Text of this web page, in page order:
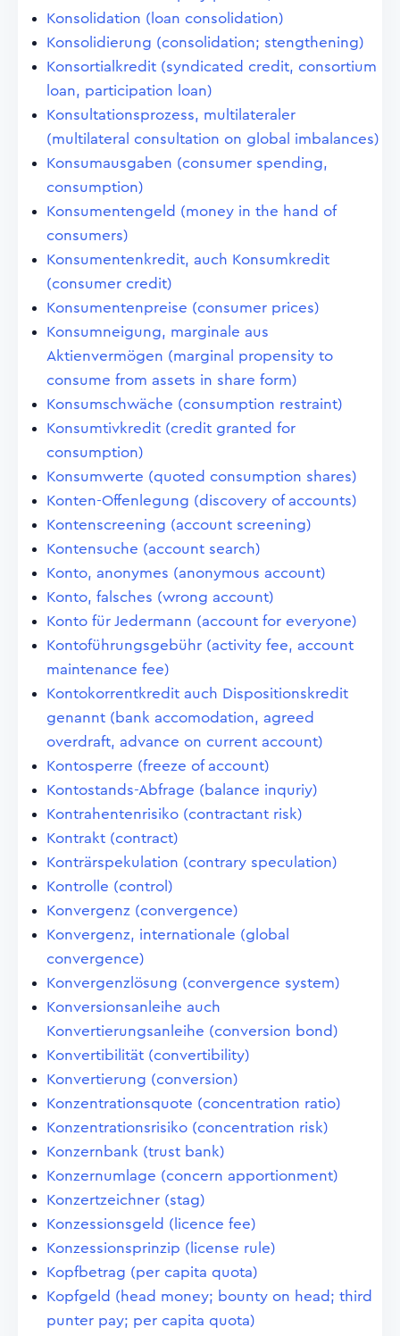
Konsolidation (loan consolidation)
Konsolidierung (consolidation; stengthening)
Konsortialkredit (syndicated credit, consortium
loan, participation loan)
Konsultationsprozess, multilateraler
(multilateral consultation on global imbalances)
Konsumausgaben (consumer spending,
consumption)
Konsumentengeld (money in the hand of
consumers)
Konsumentenkredit, auch Konsumkredit
(consumer credit)
Konsumentenpreise (consumer prices)
Konsumneigung, marginale aus
Aktienvermögen (marginal propensity to
consume from assets in share form)
Konsumschwäche (consumption restraint)
Konsumtivkredit (credit granted for
consumption)
Konsumwerte (quoted consumption shares)
Konten-Offenlegung (discovery of accounts)
Kontenscreening (account screening)
Kontensuche (account search)
Konto, anonymes (anonymous account)
Konto, falsches (wrong account)
Konto für Jedermann (account for everyone)
Kontoführungsgebühr (activity fee, account
maintenance fee)
Kontokorrentkredit auch Dispositionskredit
genannt (bank accomodation, agreed
overdraft, advance on current account)
Kontosperre (freeze of account)
Kontostands-Abfrage (balance inquriy)
Kontrahentenrisiko (contractant risk)
Kontrakt (contract)
Konträrspekulation (contrary speculation)
Kontrolle (control)
Konvergenz (convergence)
Konvergenz, internationale (global
convergence)
Konvergenzlösung (convergence system)
Konversionsanleihe auch
Konvertierungsanleihe (conversion bond)
Konvertibilität (convertibility)
Konvertierung (conversion)
Konzentrationsquote (concentration ratio)
Konzentrationsrisiko (concentration risk)
Konzernbank (trust bank)
Konzernumlage (concern apportionment)
Konzertzeichner (stag)
Konzessionsgeld (licence fee)
Konzessionsprinzip (license rule)
Kopfbetrag (per capita quota)
Kopfgeld (head money; bounty on head; third
punter pay; per capita quota)